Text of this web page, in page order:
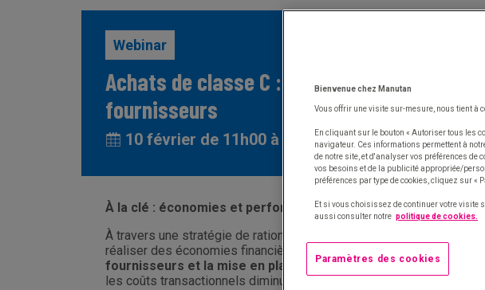
Webinar
Achats de classe C : optimisez votre
fournisseurs
10 février de 11h00 à 11h30
À la clé : économies et performance pour l’entreprise
À travers une stratégie de rationalisation du panel fournisseurs, les
réaliser des économies financières pour leur entreprise. En effet,
fournisseurs et la mise en place d’outils digitaux , les coûts de
les coûts transactionnels diminuent considérablement.
Bienvenue chez Manutan
Vous offrir une visite sur-mesure, nous tient à
En cliquant sur le bouton « Autoriser tous les
navigateur. Ces informations permettent à
de notre site, et d'analyser vos préférences
vos besoins et de la publicité appropriée/
préférences par type de cookies, cliquez sur «
Et si vous choisissez de continuer votre visite
aussi consulter notre politique de cookies.
Paramètres des cookies